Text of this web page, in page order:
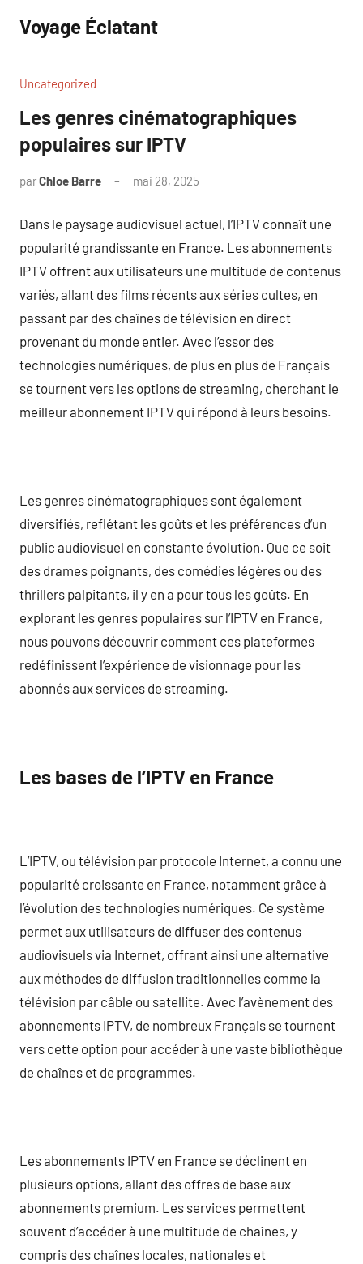
contenu
Voyage Éclatant
Uncategorized
Les genres cinématographiques
populaires sur IPTV
parChloe Barre mai 28, 2025
Dans le paysage audiovisuel actuel, l’IPTV connaît une
popularité grandissante en France. Les abonnements
IPTV offrent aux utilisateurs une multitude de contenus
variés, allant des films récents aux séries cultes, en
passant par des chaînes de télévision en direct
provenant du monde entier. Avec l’essor des
technologies numériques, de plus en plus de Français
se tournent vers les options de streaming, cherchant le
meilleur abonnement IPTV qui répond à leurs besoins.
Les genres cinématographiques sont également
diversifiés, reflétant les goûts et les préférences d’un
public audiovisuel en constante évolution. Que ce soit
des drames poignants, des comédies légères ou des
thrillers palpitants, il y en a pour tous les goûts. En
explorant les genres populaires sur l’IPTV en France,
nous pouvons découvrir comment ces plateformes
redéfinissent l’expérience de visionnage pour les
abonnés aux services de streaming.
Les bases de l’IPTV en France
L’IPTV, ou télévision par protocole Internet, a connu une
popularité croissante en France, notamment grâce à
l’évolution des technologies numériques. Ce système
permet aux utilisateurs de diffuser des contenus
audiovisuels via Internet, offrant ainsi une alternative
aux méthodes de diffusion traditionnelles comme la
télévision par câble ou satellite. Avec l’avènement des
abonnements IPTV, de nombreux Français se tournent
vers cette option pour accéder à une vaste bibliothèque
de chaînes et de programmes.
Les abonnements IPTV en France se déclinent en
plusieurs options, allant des offres de base aux
abonnements premium. Les services permettent
souvent d’accéder à une multitude de chaînes, y
compris des chaînes locales, nationales et